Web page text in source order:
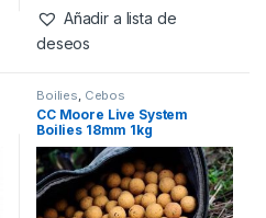
Añadir a lista de
deseos
Boilies Cebos
CC Moore Live System
Boilies 18mm 1kg